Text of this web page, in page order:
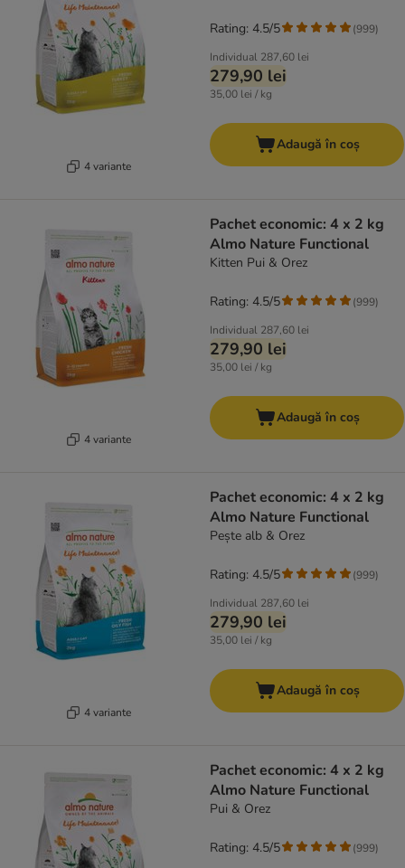
4 variante
Individual 287,60 lei
279,90 lei
35,00 lei / kg
Rating: 4.5/5 (999)
Adaugă în coș
4 variante
Pachet economic: 4 x 2 kg
Almo Nature Functional
Kitten Pui & Orez
Individual 287,60 lei
279,90 lei
35,00 lei / kg
Rating: 4.5/5 (999)
Adaugă în coș
4 variante
Pachet economic: 4 x 2 kg
Almo Nature Functional
Pește alb & Orez
Individual 287,60 lei
279,90 lei
35,00 lei / kg
Rating: 4.5/5 (999)
Adaugă în coș
Pachet economic: 4 x 2 kg
Almo Nature Functional
Pui & Orez
Rating: 4.5/5 (999)